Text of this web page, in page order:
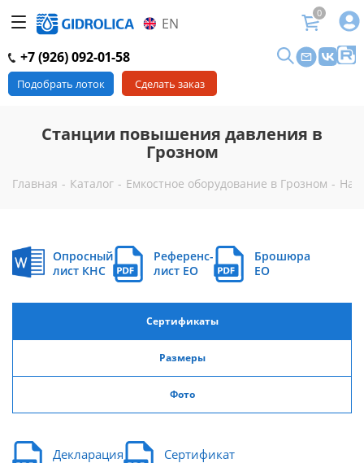
EN
0
+7 (926) 092-01-58
Подобрать лоток Сделать заказ
Станции повышения давления в
Грозном
Главная - Каталог - Емкостное оборудование в Грозном -
Опросный
лист КНС
Референс-
лист EO
Брошюра
EO
Сертификаты
Размеры
Фото
Декларация
Сертификат